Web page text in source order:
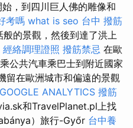
，到四川巨人佛的雕像和
考嗎 what is seo 台中 撥筋
般的景觀，然後到達了洪上
經絡調理證照 撥筋禁忌 在歐
公共汽車乘巴士到附近國家
留在歐洲城市和偏遠的景觀
GOOGLE ANALYTICS 撥筋
和TravelPlanet.pl上找
）旅行-Győr 台中養